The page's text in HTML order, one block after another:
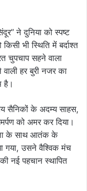
ने दुनिया को स्पष्ट
भी स्थिति में बर्दाश्त
चुपचाप सहने वाला
हर बुरी नजर का
है।
सैनिकों के अदम्य साहस,
को अमर कर दिया।
के साथ आतंक के
गया, उसने वैश्विक मंच
नई पहचान स्थापित